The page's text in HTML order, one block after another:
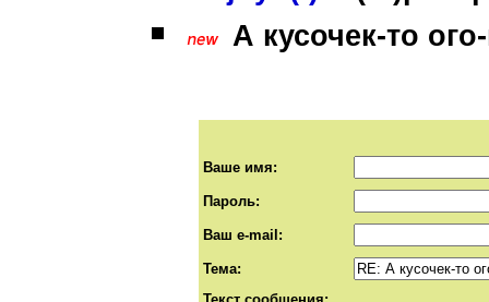
А кусочек-то
Ваше имя:
Пароль:
Ваш e-mail:
Тема: